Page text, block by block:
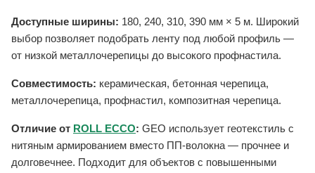
Доступные ширины: 180, 240, 310, 390 мм × 5 м. Широкий
выбор позволяет подобрать ленту под любой профиль —
от низкой металлочерепицы до высокого профнастила.
Совместимость: керамическая, бетонная черепица,
металлочерепица, профнастил, композитная черепица.
Отличие от ROLL ECCO: GEO использует геотекстиль с
нитяным армированием вместо ПП-волокна — прочнее и
долговечнее. Подходит для объектов с повышенными